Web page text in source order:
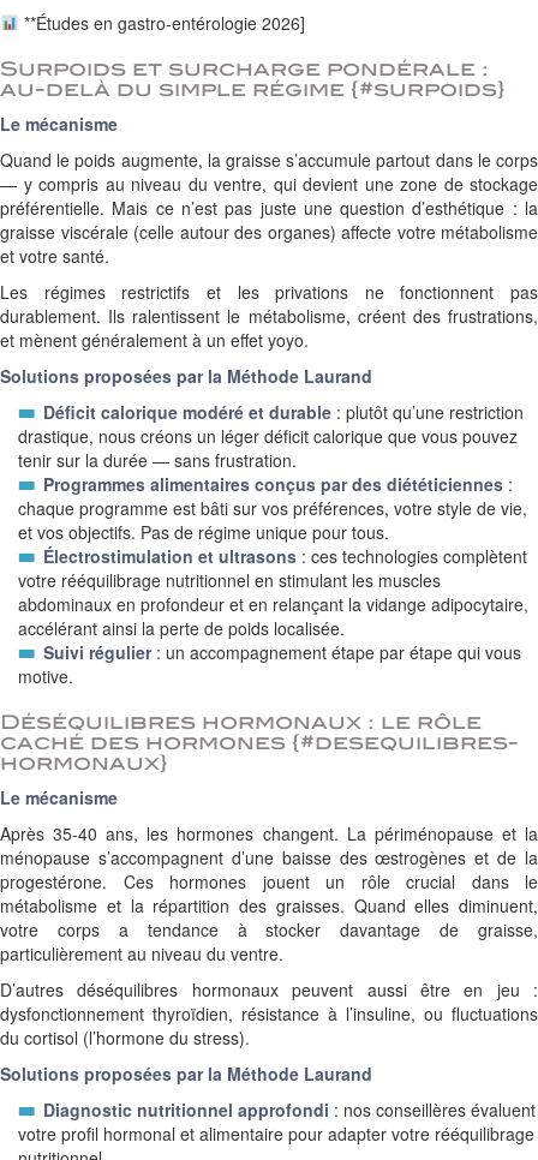
**Études en gastro-entérologie 2026]
Surpoids et surcharge pondérale :
au-delà du simple régime {#surpoids}
Le mécanisme
Quand le poids augmente, la graisse s’accumule partout dans le corps
— y compris au niveau du ventre, qui devient une zone de stockage
préférentielle. Mais ce n’est pas juste une question d’esthétique : la
graisse viscérale (celle autour des organes) affecte votre métabolisme
et votre santé.
Les régimes restrictifs et les privations ne fonctionnent pas
durablement. Ils ralentissent le métabolisme, créent des frustrations,
et mènent généralement à un effet yoyo.
Solutions proposées par la Méthode Laurand
Déficit calorique modéré et durable : plutôt qu’une restriction
drastique, nous créons un léger déficit calorique que vous pouvez
tenir sur la durée — sans frustration.
Programmes alimentaires conçus par des diététiciennes :
chaque programme est bâti sur vos préférences, votre style de vie,
et vos objectifs. Pas de régime unique pour tous.
Électrostimulation et ultrasons : ces technologies complètent
votre rééquilibrage nutritionnel en stimulant les muscles
abdominaux en profondeur et en relançant la vidange adipocytaire,
accélérant ainsi la perte de poids localisée.
Suivi régulier: un accompagnement étape par étape qui vous
motive.
Déséquilibres hormonaux : le rôle
caché des hormones {#desequilibres-
hormonaux}
Le mécanisme
Après 35-40 ans, les hormones changent. La périménopause et la
ménopause s’accompagnent d’une baisse des œstrogènes et de la
progestérone. Ces hormones jouent un rôle crucial dans le
métabolisme et la répartition des graisses. Quand elles diminuent,
votre corps a tendance à stocker davantage de graisse,
particulièrement au niveau du ventre.
D’autres déséquilibres hormonaux peuvent aussi être en jeu :
dysfonctionnement thyroïdien, résistance à l’insuline, ou fluctuations
du cortisol (l’hormone du stress).
Solutions proposées par la Méthode Laurand
Diagnostic nutritionnel approfondi : nos conseillères évaluent
votre profil hormonal et alimentaire pour adapter votre rééquilibrage